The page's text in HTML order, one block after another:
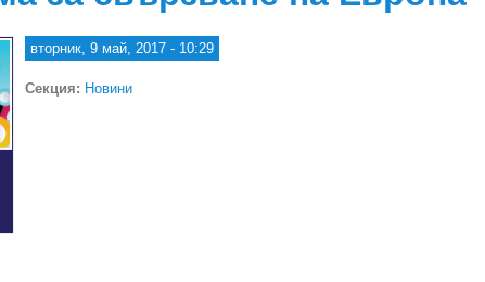
вторник, 9 май, 2017 - 10:29
Секция: Новини